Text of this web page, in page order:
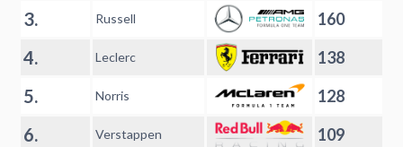
3. Russell 160
4. Leclerc 138
5. Norris 128
6. Verstappen 109